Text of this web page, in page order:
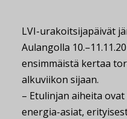
LVI-urakoitsijapäivät
Aulangolla
ensimmäistä kertaa
alkuviikon sijaan.
– Etulinjan aiheita
energia-asiat,